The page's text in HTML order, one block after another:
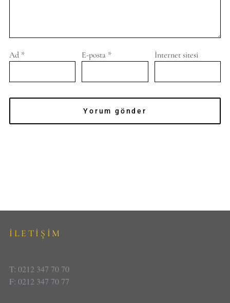
Ad * E-posta * İnternet sitesi
İLETİŞİM
T: 0212 347 70 70
F: 0212 347 70 77